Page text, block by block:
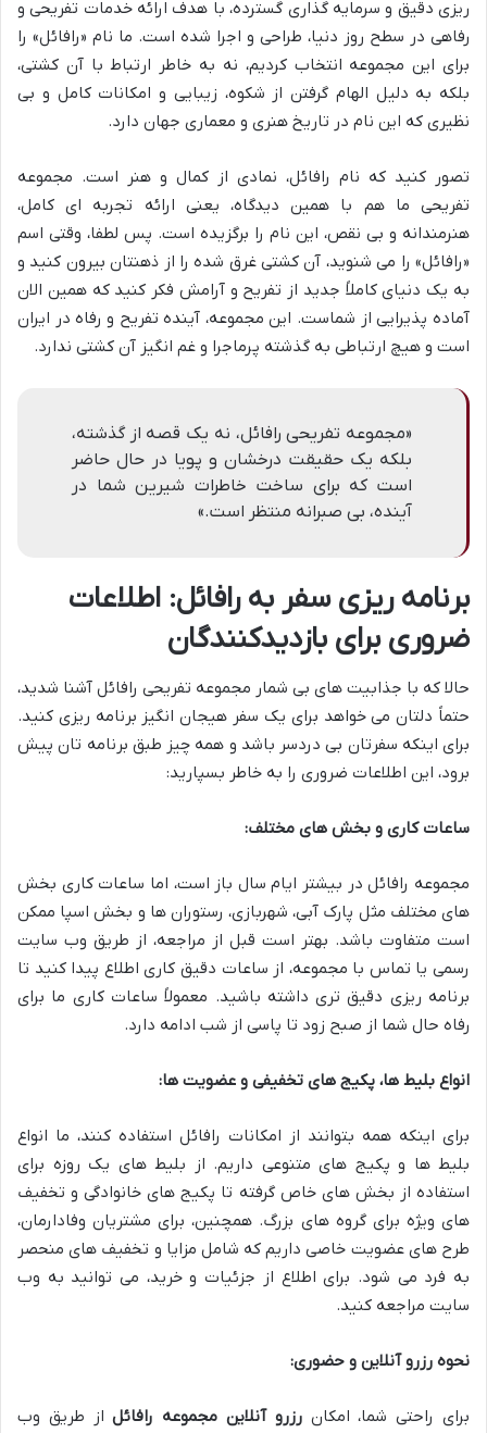
ریزی دقیق و سرمایه گذاری گسترده، با هدف ارائه خدمات تفریحی و
رفاهی در سطح روز دنیا، طراحی و اجرا شده است. ما نام «رافائل» را
برای این مجموعه انتخاب کردیم، نه به خاطر ارتباط با آن کشتی،
بلکه به دلیل الهام گرفتن از شکوه، زیبایی و امکانات کامل و بی
نظیری که این نام در تاریخ هنری و معماری جهان دارد.
تصور کنید که نام رافائل، نمادی از کمال و هنر است. مجموعه
تفریحی ما هم با همین دیدگاه، یعنی ارائه تجربه ای کامل،
هنرمندانه و بی نقص، این نام را برگزیده است. پس لطفا، وقتی اسم
«رافائل» را می شنوید، آن کشتی غرق شده را از ذهنتان بیرون کنید و
به یک دنیای کاملاً جدید از تفریح و آرامش فکر کنید که همین الان
آماده پذیرایی از شماست. این مجموعه، آینده تفریح و رفاه در ایران
است و هیچ ارتباطی به گذشته پرماجرا و غم انگیز آن کشتی ندارد.
«مجموعه تفریحی رافائل، نه یک قصه از گذشته،
بلکه یک حقیقت درخشان و پویا در حال حاضر
است که برای ساخت خاطرات شیرین شما در
آینده، بی صبرانه منتظر است.»
برنامه ریزی سفر به رافائل: اطلاعات
ضروری برای بازدیدکنندگان
حالا که با جذابیت های بی شمار مجموعه تفریحی رافائل آشنا شدید،
حتماً دلتان می خواهد برای یک سفر هیجان انگیز برنامه ریزی کنید.
برای اینکه سفرتان بی دردسر باشد و همه چیز طبق برنامه تان پیش
برود، این اطلاعات ضروری را به خاطر بسپارید:
ساعات کاری و بخش های مختلف:
مجموعه رافائل در بیشتر ایام سال باز است، اما ساعات کاری بخش
های مختلف مثل پارک آبی، شهربازی، رستوران ها و بخش اسپا ممکن
است متفاوت باشد. بهتر است قبل از مراجعه، از طریق وب سایت
رسمی یا تماس با مجموعه، از ساعات دقیق کاری اطلاع پیدا کنید تا
برنامه ریزی دقیق تری داشته باشید. معمولاً ساعات کاری ما برای
رفاه حال شما از صبح زود تا پاسی از شب ادامه دارد.
انواع بلیط ها، پکیج های تخفیفی و عضویت ها:
برای اینکه همه بتوانند از امکانات رافائل استفاده کنند، ما انواع
بلیط ها و پکیج های متنوعی داریم. از بلیط های یک روزه برای
استفاده از بخش های خاص گرفته تا پکیج های خانوادگی و تخفیف
های ویژه برای گروه های بزرگ. همچنین، برای مشتریان وفادارمان،
طرح های عضویت خاصی داریم که شامل مزایا و تخفیف های منحصر
به فرد می شود. برای اطلاع از جزئیات و خرید، می توانید به وب
سایت مراجعه کنید.
نحوه رزرو آنلاین و حضوری:
برای راحتی شما، امکانرزرو آنلاین مجموعه رافائلاز طریق وب